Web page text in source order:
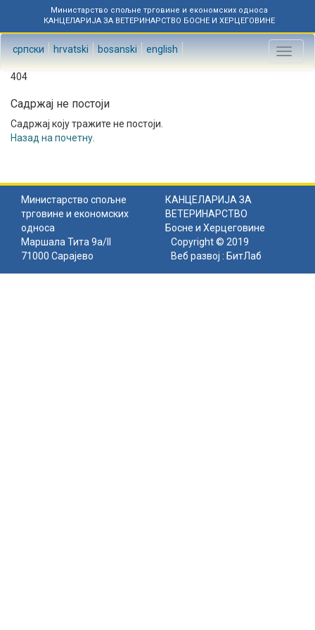
Министарство спољне трговине и економских односа
КАНЦЕЛАРИЈА ЗА ВЕТЕРИНАРСТВО БОСНЕ И ХЕРЦЕГОВИНЕ
српски hrvatski bosanski english
Toggle
404
Садржај не постоји
Садржај коју тражите не постоји.
Назад на почетну
Министарство спољне
трговине и економских
односа
КАНЦЕЛАРИЈА ЗА
ВЕТЕРИНАРСТВО
Босне и Херцеговине
Маршала Тита 9а/II
71000 Сарајево
Copyright © 2019
Веб развој : БитЛаб